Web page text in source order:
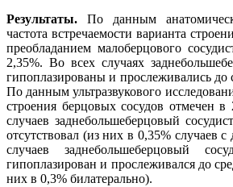
Результаты. По данным
частота встречаемости варианта
преобладанием малоберцового
2,35%. Во всех случаях
гипоплазированы и прослеживались до
По данным ультразвукового
строения берцовых сосудов отмечен
случаев заднебольшеберцовый
отсутствовал (из них в 0,35% случаев
случаев заднебольшеберцовый
гипоплазирован и прослеживался до
них в 0,3% билатерально).